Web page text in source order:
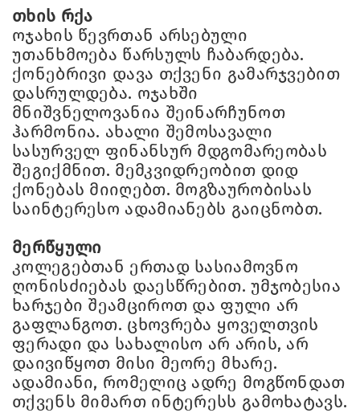
თხის რქა
ოჯახის წევრთან არსებული
უთანხმოება წარსულს ჩაბარდება.
ქონებრივი დავა თქვენი გამარჯვებით
დასრულდება. ოჯახში
მნიშვნელოვანია შეინარჩუნოთ
ჰარმონია. ახალი შემოსავალი
სასურველ ფინანსურ მდგომარეობას
შეგიქმნით. მემკვიდრეობით დიდ
ქონებას მიიღებთ. მოგზაურობისას
საინტერესო ადამიანებს გაიცნობთ.
მერწყული
კოლეგებთან ერთად სასიამოვნო
ღონისძიებას დაესწრებით. უმჯობესია
ხარჯები შეამციროთ და ფული არ
გაფლანგოთ. ცხოვრება ყოველთვის
ფერადი და სახალისო არ არის, არ
დაივიწყოთ მისი მეორე მხარე.
ადამიანი, რომელიც ადრე მოგწონდათ
თქვენს მიმართ ინტერესს გამოხატავს.